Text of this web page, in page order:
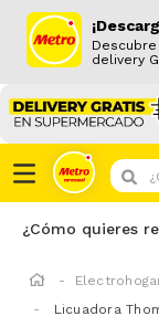
delivery
¿Que
¿Cómo quieres
Licuadora